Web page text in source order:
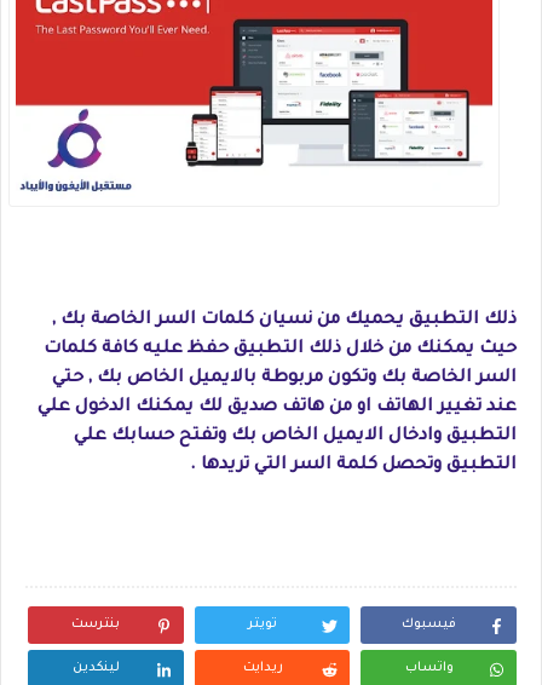
ذلك التطبيق يحميك من نسيان كلمات السر الخاصة بك ,
حيث يمكنك من خلال ذلك التطبيق حفظ عليه كافة كلمات
السر الخاصة بك وتكون مربوطة بالايميل الخاص بك , حتي
عند تغيير الهاتف او من هاتف صديق لك يمكنك الدخول علي
التطبيق وادخال الايميل الخاص بك وتفتح حسابك علي
التطبيق وتحصل كلمة السر التي تريدها .
فيسبوك تويتر بنترست
واتساب ريدايت لينكدين